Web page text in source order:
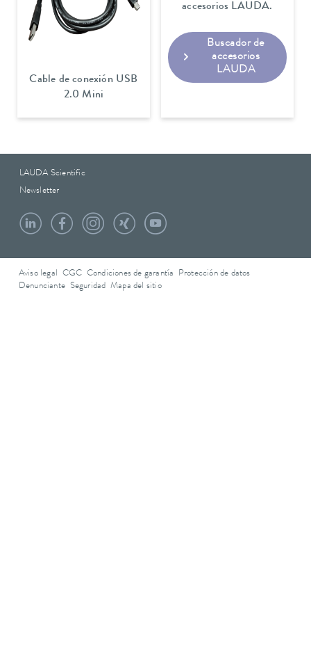
Cable de conexión USB
2.0 Mini
accesorios LAUDA.
Buscador de
accesorios
LAUDA
LAUDA Scientific
Newsletter
Aviso legal CGC Condiciones de garantía
Protección de datos
Denunciante Seguridad Mapa del sitio